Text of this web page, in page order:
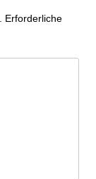
Erforderliche